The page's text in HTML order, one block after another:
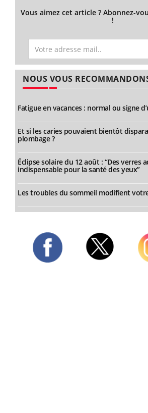
Vous aimez cet article ? Abonnez-
!
NOUS VOUS
Fatigue en vacances : normal ou signe
Et si les caries pouvaient bientôt
plombage ?
Éclipse solaire du 12 août : “Des verres
indispensable pour la santé des yeux”
Les troubles du sommeil modifient